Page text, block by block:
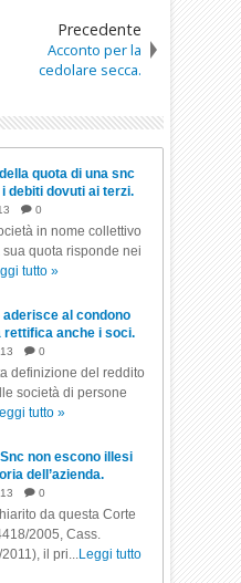
Precedente
Acconto per la
cedolare secca.
quota di una snc
debiti dovuti ai terzi.
0
in nome collettivo
quota risponde nei
tutto »
aderisce al condono
rettifica anche i soci.
0
definizione del reddito
società di persone
tutto »
Snc non escono illesi
dell’azienda.
0
da questa Corte
2005, Cass.
il pri...Leggi tutto